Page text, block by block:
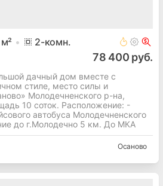
м² 2-комн.
78 400 руб.
дачный дом вместе с
стиле, место силы и
Молодечненского р-на,
10 соток. Расположение: -
автобуса Молодечненского
до г.Молодечно 5 км. До МКА
Осаново